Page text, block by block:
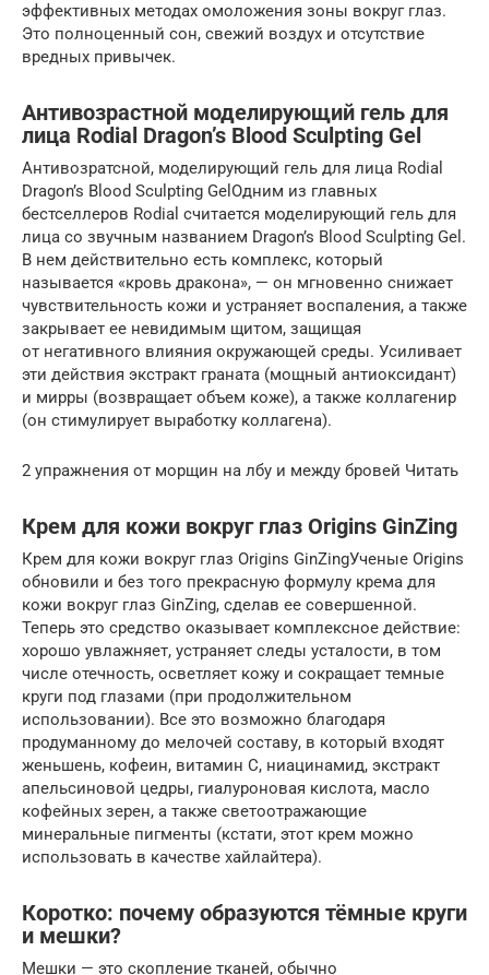
эффективных методах омоложения зоны вокруг глаз.
Это полноценный сон, свежий воздух и отсутствие
вредных привычек.
Антивозрастной моделирующий гель для
лица Rodial Dragon’s Blood Sculpting Gel
Антивозратсной, моделирующий гель для лица Rodial
Dragon’s Blood Sculpting GelОдним из главных
бестселлеров Rodial считается моделирующий гель для
лица со звучным названием Dragon’s Blood Sculpting Gel.
В нем действительно есть комплекс, который
называется «кровь дракона», — он мгновенно снижает
чувствительность кожи и устраняет воспаления, а также
закрывает ее невидимым щитом, защищая
от негативного влияния окружающей среды. Усиливает
эти действия экстракт граната (мощный антиоксидант)
и мирры (возвращает объем коже), а также коллагенир
(он стимулирует выработку коллагена).
2 упражнения от морщин на лбу и между бровей Читать
Крем для кожи вокруг глаз Origins GinZing
Крем для кожи вокруг глаз Origins GinZingУченые Origins
обновили и без того прекрасную формулу крема для
кожи вокруг глаз GinZing, сделав ее совершенной.
Теперь это средство оказывает комплексное действие:
хорошо увлажняет, устраняет следы усталости, в том
числе отечность, осветляет кожу и сокращает темные
круги под глазами (при продолжительном
использовании). Все это возможно благодаря
продуманному до мелочей составу, в который входят
женьшень, кофеин, витамин C, ниацинамид, экстракт
апельсиновой цедры, гиалуроновая кислота, масло
кофейных зерен, а также светоотражающие
минеральные пигменты (кстати, этот крем можно
использовать в качестве хайлайтера).
Коротко: почему образуются тёмные круги
и мешки?
Мешки — это скопление тканей, обычно